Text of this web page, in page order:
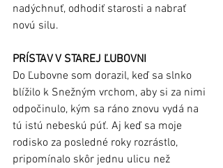
nadýchnuť, odhodiť starosti a nabrať
novú silu.
PRÍSTAV V STAREJ ĽUBOVNI
Do Ľubovne som dorazil, keď sa slnko
blížilo k Snežným vrchom, aby si za nimi
odpočinulo, kým sa ráno znovu vydá na
tú istú nebeskú púť. Aj keď sa moje
rodisko za posledné roky rozrástlo,
pripomínalo skôr jednu ulicu než